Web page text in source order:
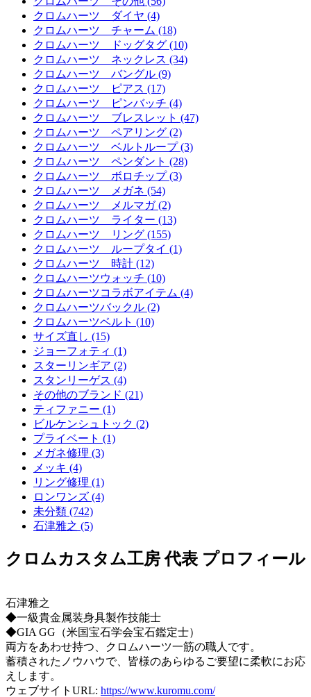
クロムハーツ ダイヤ (4)
クロムハーツ チャーム (18)
クロムハーツ ドッグタグ (10)
クロムハーツ ネックレス (34)
クロムハーツ バングル (9)
クロムハーツ ピアス (17)
クロムハーツ ピンバッチ (4)
クロムハーツ ブレスレット (47)
クロムハーツ ペアリング (2)
クロムハーツ ベルトループ (3)
クロムハーツ ペンダント (28)
クロムハーツ ボロチップ (3)
クロムハーツ メガネ (54)
クロムハーツ メルマガ (2)
クロムハーツ ライター (13)
クロムハーツ リング (155)
クロムハーツ ループタイ (1)
クロムハーツ 時計 (12)
クロムハーツウォッチ (10)
クロムハーツコラボアイテム (4)
クロムハーツバックル (2)
クロムハーツベルト (10)
サイズ直し (15)
ジョーフォティ (1)
スターリンギア (2)
スタンリーゲス (4)
その他のブランド (21)
ティファニー (1)
ビルケンシュトック (2)
プライベート (1)
メガネ修理 (3)
メッキ (4)
リング修理 (1)
ロンワンズ (4)
未分類 (742)
石津雅之 (5)
クロムカスタム工房 代表 プロフィール
石津雅之
◆一級貴金属装身具製作技能士
◆GIA GG（米国宝石学会宝石鑑定士）
両方をあわせ持つ、クロムハーツ一筋の職人です。
蓄積されたノウハウで、皆様のあらゆるご要望に柔軟にお応
えします。
ウェブサイトURL: https://www.kuromu.com/